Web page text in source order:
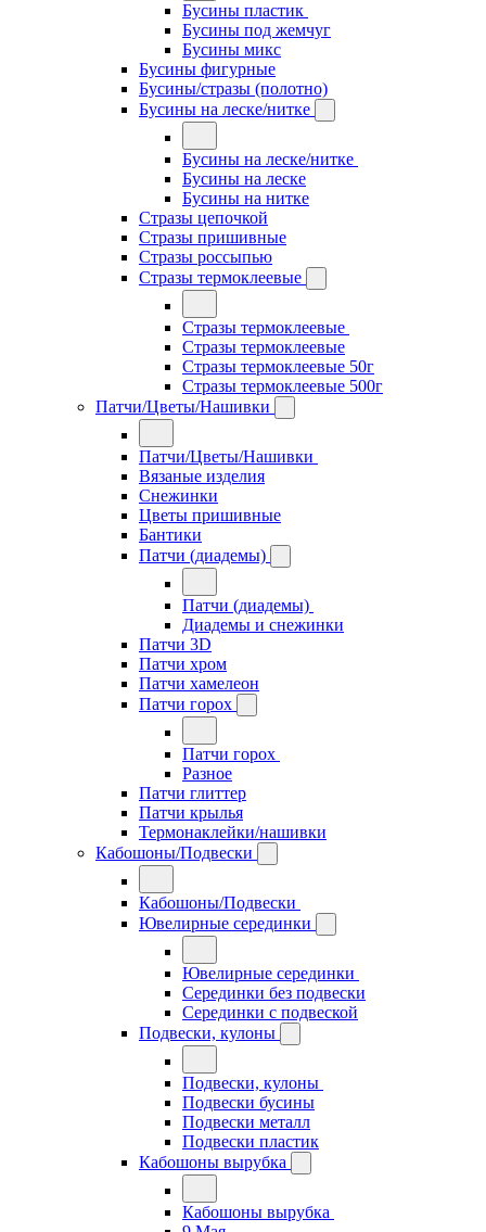
Бусины пластик
Бусины под жемчуг
Бусины микс
Бусины фигурные
Бусины/стразы (полотно)
Бусины на леске/нитке
Бусины на леске/нитке
Бусины на леске
Бусины на нитке
Стразы цепочкой
Стразы пришивные
Стразы россыпью
Стразы термоклеевые
Стразы термоклеевые
Стразы термоклеевые
Стразы термоклеевые 50г
Стразы термоклеевые 500г
Патчи/Цветы/Нашивки
Патчи/Цветы/Нашивки
Вязаные изделия
Снежинки
Цветы пришивные
Бантики
Патчи (диадемы)
Патчи (диадемы)
Диадемы и снежинки
Патчи 3D
Патчи хром
Патчи хамелеон
Патчи горох
Патчи горох
Разное
Патчи глиттер
Патчи крылья
Термонаклейки/нашивки
Кабошоны/Подвески
Кабошоны/Подвески
Ювелирные серединки
Ювелирные серединки
Серединки без подвески
Серединки с подвеской
Подвески, кулоны
Подвески, кулоны
Подвески бусины
Подвески металл
Подвески пластик
Кабошоны вырубка
Кабошоны вырубка